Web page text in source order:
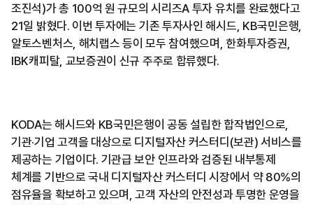
조진석)가 총 100억 원 규모의 시리즈A 투자 유치를 완료했다고
21일 밝혔다. 이번 투자에는 기존 투자사인 해시드, KB국민은행,
알토스벤처스, 해치랩스 등이 모두 참여했으며, 한화투자증권,
IBK캐피탈, 교보증권이 신규 주주로 합류했다.
KODA는 해시드와 KB국민은행이 공동 설립한 합작법인으로,
기관·기업 고객을 대상으로 디지털자산 커스터디(보관) 서비스를
제공하는 기업이다. 기관급 보안 인프라와 검증된 내부통제
체계를 기반으로 국내 디지털자산 커스터디 시장에서 약 80%의
점유율을 확보하고 있으며, 고객 자산의 안전성과 투명한 운영을